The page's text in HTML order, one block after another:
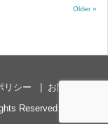
Older »
リシー
お問い合わせ
Reserved.